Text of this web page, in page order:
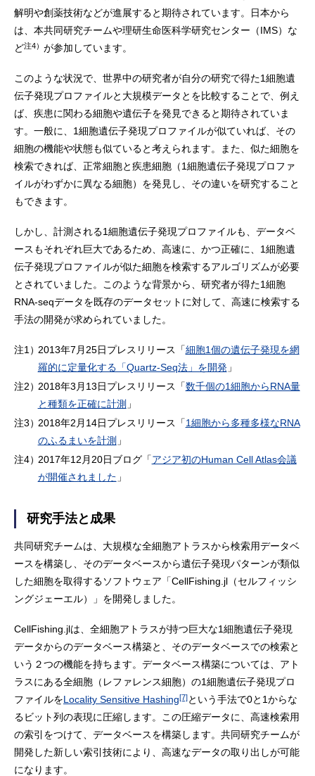
解明や創薬技術などが進展すると期待されています。日本から
は、本共同研究チームや理研生命医科学研究センター（IMS）な
ど注4） が参加しています。
このような状況で、世界中の研究者が自分の研究で得た1細胞遺
伝子発現プロファイルと大規模データとを比較することで、例え
ば、疾患に関わる細胞や遺伝子を発見できると期待されていま
す。一般に、1細胞遺伝子発現プロファイルが似ていれば、その
細胞の機能や状態も似ていると考えられます。また、似た細胞を
検索できれば、正常細胞と疾患細胞（1細胞遺伝子発現プロファ
イルがわずかに異なる細胞）を発見し、その違いを研究すること
もできます。
しかし、計測される1細胞遺伝子発現プロファイルも、データベ
ースもそれぞれ巨大であるため、高速に、かつ正確に、1細胞遺
伝子発現プロファイルが似た細胞を検索するアルゴリズムが必要
とされていました。このような背景から、研究者が得た1細胞
RNA-seqデータを既存のデータセットに対して、高速に検索する
手法の開発が求められていました。
注1）2013年7月25日プレスリリース「細胞1個の遺伝子発現を網
羅的に定量化する「Quartz-Seq法」を開発 」
注2）2018年3月13日プレスリリース「数千個の1細胞からRNA量
と種類を正確に計測 」
注3）2018年2月14日プレスリリース「1細胞から多種多様なRNA
のふるまいを計測 」
注4）2017年12月20日ブログ「アジア初のHuman Cell Atlas会議
が開催されました 」
研究手法と成果
共同研究チームは、大規模な全細胞アトラスから検索用データベ
ースを構築し、そのデータベースから遺伝子発現パターンが類似
した細胞を取得するソフトウェア「CellFishing.jl（セルフィッシ
ングジェーエル）」を開発しました。
CellFishing.jlは、全細胞アトラスが持つ巨大な1細胞遺伝子発現
データからのデータベース構築と、そのデータベースでの検索と
いう２つの機能を持ちます。データベース構築については、アト
ラスにある全細胞（レファレンス細胞）の1細胞遺伝子発現プロ
ファイルをLocality Sensitive Hashing[7]という手法で0と1からな
るビット列の表現に圧縮します。この圧縮データに、高速検索用
の索引をつけて、データベースを構築します。共同研究チームが
開発した新しい索引技術により、高速なデータの取り出しが可能
になります。